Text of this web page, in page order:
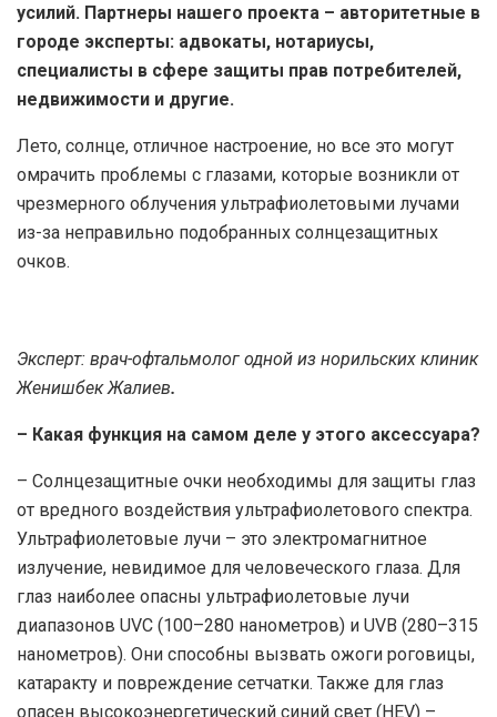
усилий. Партнеры нашего проекта – авторитетные в
городе эксперты: адвокаты, нотариусы,
специалисты в сфере защиты прав потребителей,
недвижимости и другие.
Лето, солнце, отличное настроение, но все это могут
омрачить проблемы с глазами, которые возникли от
чрезмерного облучения ультрафиолетовыми лучами
из-за неправильно подобранных солнцезащитных
очков.
Эксперт: врач-офтальмолог одной из норильских клиник
Женишбек Жалиев.
– Какая функция на самом деле у этого аксессуара?
– Солнцезащитные очки необходимы для защиты глаз
от вредного воздействия ультрафиолетового спектра.
Ультрафиолетовые лучи – это электромагнитное
излучение, невидимое для человеческого глаза. Для
глаз наиболее опасны ультрафиолетовые лучи
диапазонов UVC (100–280 нанометров) и UVB (280–315
нанометров). Они способны вызвать ожоги роговицы,
катаракту и повреждение сетчатки. Также для глаз
опасен высокоэнергетический синий свет (HEV) –